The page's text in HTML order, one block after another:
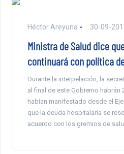
Héctor Areyuna 30-09-
Ministra de Salud dice
continuará con política
Durante la interpelación, la
al final de este Gobierno
habían manifestado desde el
que la deuda hospitalaria se
acuerdo con los gremios de